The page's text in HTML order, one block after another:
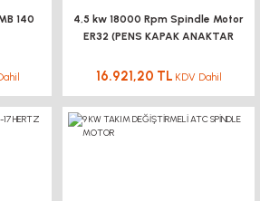
140
4,5 kw 18000 Rpm Spindle Motor
ER32 (PENS KAPAK ANAKTAR
16.921,20 TL KDV Dahil